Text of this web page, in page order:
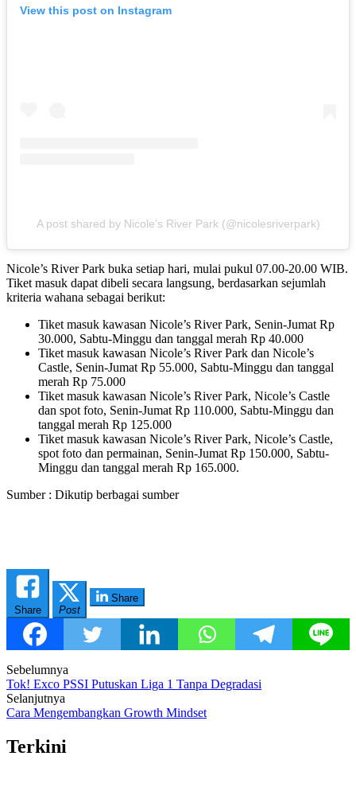
View this post on Instagram
A post shared by Nicole’s River Park (@nicolesriverpark)
Nicole’s River Park buka setiap hari, mulai pukul 07.00-20.00 WIB.
Tiket masuk dapat dibeli secara langsung, berdasarkan sejumlah
kriteria wahana sebagai berikut:
Tiket masuk kawasan Nicole’s River Park, Senin-Jumat Rp
30.000, Sabtu-Minggu dan tanggal merah Rp 40.000
Tiket masuk kawasan Nicole’s River Park dan Nicole’s
Castle, Senin-Jumat Rp 55.000, Sabtu-Minggu dan tanggal
merah Rp 75.000
Tiket masuk kawasan Nicole’s River Park, Nicole’s Castle
dan spot foto, Senin-Jumat Rp 110.000, Sabtu-Minggu dan
tanggal merah Rp 125.000
Tiket masuk kawasan Nicole’s River Park, Nicole’s Castle,
spot foto dan permainan, Senin-Jumat Rp 150.000, Sabtu-
Minggu dan tanggal merah Rp 165.000.
Sumber : Dikutip berbagai sumber
Share Post
Share
Post
navigation
Sebelumnya
Tok! Exco PSSI Putuskan Liga 1 Tanpa Degradasi
Selanjutnya
Cara Mengembangkan Growth Mindset
Terkini